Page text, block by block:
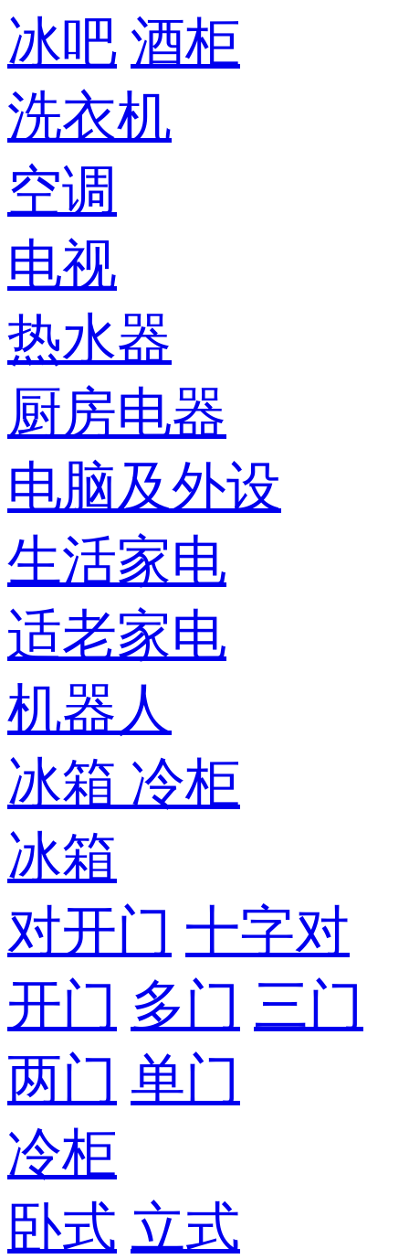
冰吧 酒柜
洗衣机
空调
电视
热水器
厨房电器
电脑及外设
生活家电
适老家电
机器人
冰箱 冷柜
冰箱
对开门 十字对
开门 多门 三门
两门 单门
冷柜
卧式 立式